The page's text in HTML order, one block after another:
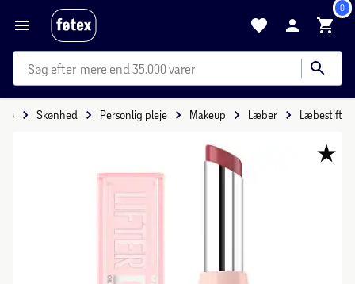
0
mere end 35.000 varer
Skønhed Personlig pleje Makeup Læber Læbestift